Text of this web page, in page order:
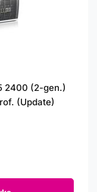
2400 (2-gen.)
(Update)